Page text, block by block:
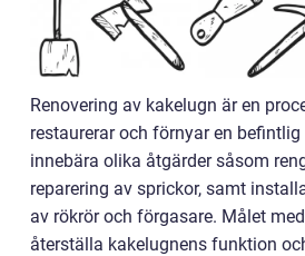
Renovering av kakelugn är en
restaurerar och förnyar en
innebära olika åtgärder såsom
reparering av sprickor, samt
av rökrör och förgasare. Målet
återställa kakelugnens funktion